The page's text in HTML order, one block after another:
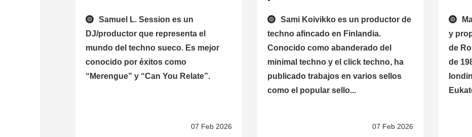
Samuel L. Session es un
DJ/productor que representa el
mundo del techno sueco. Es mejor
conocido por éxitos como
“Merengue” y “Can You Relate”.
07 Feb 2026
Sami Koivikko es un productor de
techno afincado en Finlandia.
Conocido como abanderado del
minimal techno y el click techno, ha
publicado trabajos en varios sellos
como el popular sello...
07 Feb 2026
y
de
de